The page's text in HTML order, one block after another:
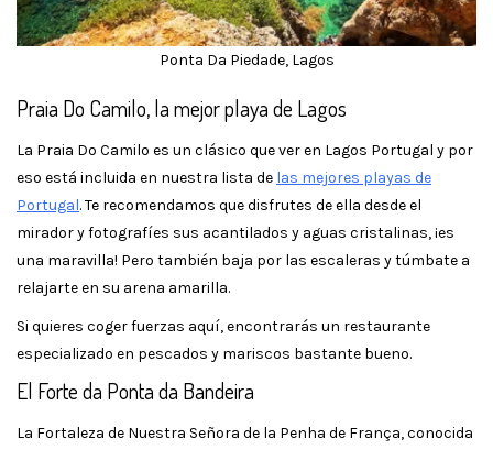
Ponta Da Piedade, Lagos
Praia Do Camilo, la mejor playa de Lagos
La Praia Do Camilo es un clásico que ver en Lagos Portugal y por
eso está incluida en nuestra lista de las mejores playas de
Portugal. Te recomendamos que disfrutes de ella desde el
mirador y fotografíes sus acantilados y aguas cristalinas, ¡es
una maravilla! Pero también baja por las escaleras y túmbate a
relajarte en su arena amarilla.
Si quieres coger fuerzas aquí, encontrarás un restaurante
especializado en pescados y mariscos bastante bueno.
El Forte da Ponta da Bandeira
La Fortaleza de Nuestra Señora de la Penha de França, conocida